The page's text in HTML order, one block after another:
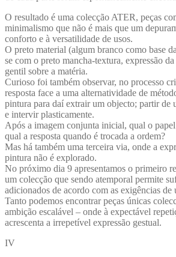
O resultado é uma colecção ATER, peças
minimalismo que não é mais que um
conforto e à versatilidade de usos.
O preto material (algum branco como base
se com o preto mancha-textura, expressão
gentil sobre a matéria.
Curioso foi também observar, no processo
resposta face a uma alternatividade de
pintura para daí extrair um objecto; partir de
e intervir plasticamente.
Após a imagem conjunta inicial, qual o papel
qual a resposta quando é trocada a ordem?
Mas há também uma terceira via, onde a
pintura não é explorado.
No próximo dia 9 apresentamos o primeiro
um colecção que sendo atemporal permite
adicionados de acordo com as exigências de
Tanto podemos encontrar peças únicas
ambição escalável – onde à expectável
acrescenta a irrepetível expressão gestual.
IV